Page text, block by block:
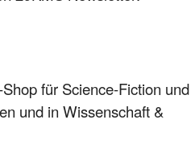
für Science-Fiction und
und in Wissenschaft &